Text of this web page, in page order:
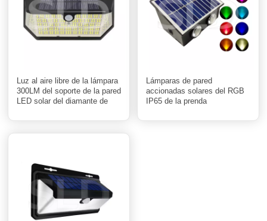
Luz al aire libre de la lámpara
300LM del soporte de la pared
LED solar del diamante de
alta calidad
Lámparas de pared
accionadas solares del RGB
IP65 de la prenda
decoración al aire libre